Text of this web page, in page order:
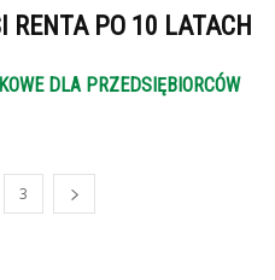
RENTA PO 10 LATACH
DLA PRZEDSIĘBIORCÓW
3